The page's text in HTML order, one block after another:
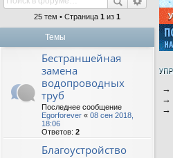
25 тем • Страница 1 из 1
Темы
Бестраншейная
замена
водопроводных
труб
Последнее сообщение
Egorforever « 08 сен 2018,
18:06
Ответов: 2
Благоустройство
→
→
→